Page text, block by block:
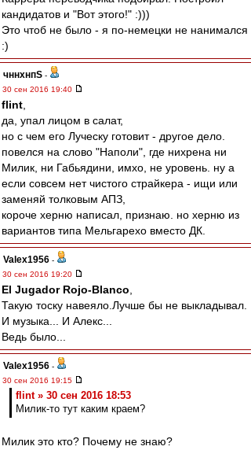
кандидатов и "Вот этого!" :)))
Это чтоб не было - я по-немецки не нанимался
:)
чннхнпS -
30 сен 2016 19:40
flint
да, упал лицом в салат,
но с чем его Луческу готовит - другое дело.
повелся на слово "Наполи", где нихрена ни
Милик, ни Габьядини, имхо, не уровень. ну а
если совсем нет чистого страйкера - ищи или
заменяй толковым АПЗ,
короче херню написал, признаю. но херню из
вариантов типа Мельгарехо вместо ДК.
Valex1956 -
30 сен 2016 19:20
El Jugador Rojo-Blanco
Такую тоску навеяло.Лучше бы не выкладывал.
И музыка... И Алекс...
Ведь было...
Valex1956 -
30 сен 2016 19:15
flint » 30 сен 2016 18:53
Милик-то тут каким краем?
Милик это кто? Почему не знаю?